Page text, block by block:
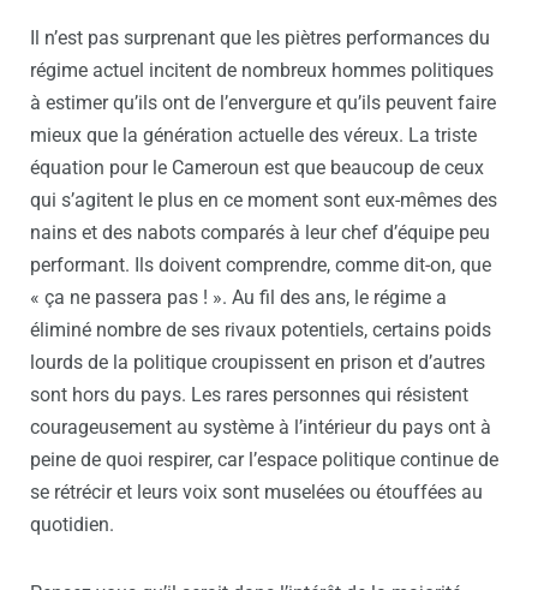
Il n’est pas surprenant que les piètres performances du
régime actuel incitent de nombreux hommes politiques
à estimer qu’ils ont de l’envergure et qu’ils peuvent faire
mieux que la génération actuelle des véreux. La triste
équation pour le Cameroun est que beaucoup de ceux
qui s’agitent le plus en ce moment sont eux-mêmes des
nains et des nabots comparés à leur chef d’équipe peu
performant. Ils doivent comprendre, comme dit-on, que
« ça ne passera pas ! ». Au fil des ans, le régime a
éliminé nombre de ses rivaux potentiels, certains poids
lourds de la politique croupissent en prison et d’autres
sont hors du pays. Les rares personnes qui résistent
courageusement au système à l’intérieur du pays ont à
peine de quoi respirer, car l’espace politique continue de
se rétrécir et leurs voix sont muselées ou étouffées au
quotidien.